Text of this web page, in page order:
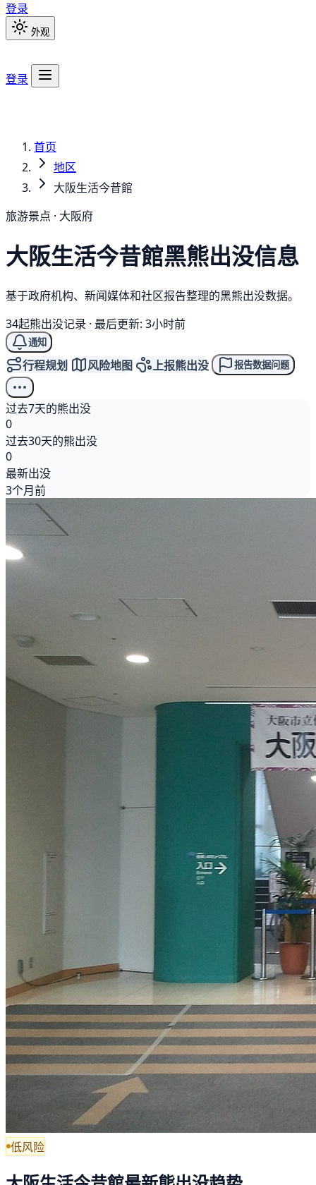
登录
外观
登录
首页
地区
大阪生活今昔館
旅游景点 · 大阪府
大阪生活今昔館黑熊出没信息
基于政府机构、新闻媒体和社区报告整理的黑熊出没数据。
34起熊出没记录 · 最后更新: 3小时前
通知
行程规划 风险地图 上报熊出没 报告数据问题
过去7天的熊出没
0
过去30天的熊出没
0
最新出没
3个月前
低风险